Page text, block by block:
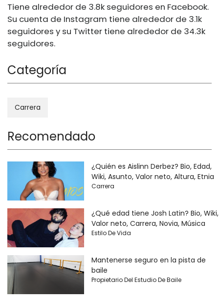
Tiene alrededor de 3.8k seguidores en Facebook.
Su cuenta de Instagram tiene alrededor de 3.1k
seguidores y su Twitter tiene alrededor de 34.3k
seguidores.
Categoría
Carrera
Recomendado
¿Quién es Aislinn Derbez? Bio, Edad,
Wiki, Asunto, Valor neto, Altura, Etnia
Carrera
¿Qué edad tiene Josh Latin? Bio, Wiki,
Valor neto, Carrera, Novia, Música
Estilo De Vida
Mantenerse seguro en la pista de
baile
Propietario Del Estudio De Baile